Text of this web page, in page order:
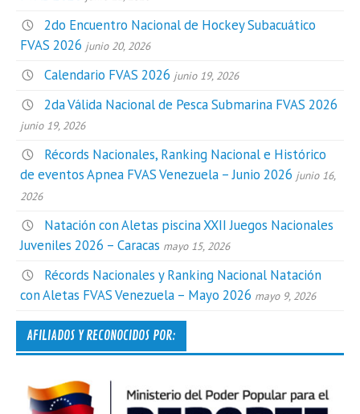
2do Encuentro Nacional de Hockey Subacuático
FVAS 2026 junio 20, 2026
Calendario FVAS 2026 junio 19, 2026
2da Válida Nacional de Pesca Submarina FVAS 2026
junio 19, 2026
Récords Nacionales, Ranking Nacional e Histórico
de eventos Apnea FVAS Venezuela – Junio 2026 junio 16,
2026
Natación con Aletas piscina XXII Juegos Nacionales
Juveniles 2026 – Caracas mayo 15, 2026
Récords Nacionales y Ranking Nacional Natación
con Aletas FVAS Venezuela – Mayo 2026 mayo 9, 2026
AFILIADOS Y RECONOCIDOS POR: